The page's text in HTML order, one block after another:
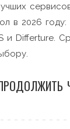
в 2026
и Differture.